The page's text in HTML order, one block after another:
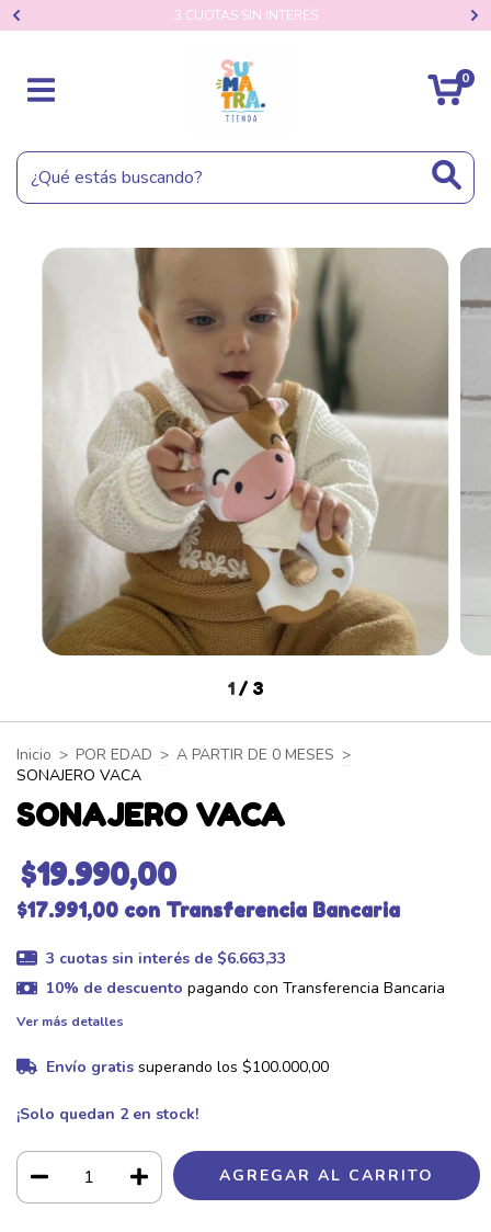
3 CUOTAS SIN INTERÉS
0
1 / 3
Inicio > POR EDAD > A PARTIR DE 0 MESES >
SONAJERO VACA
SONAJERO VACA
$19.990,00
$17.991,00 con Transferencia Bancaria
3 cuotas sin interés de $6.663,33
10% de descuento pagando con Transferencia Bancaria
Ver más detalles
Envío gratis superando los $100.000,00
¡Solo quedan 2en stock!